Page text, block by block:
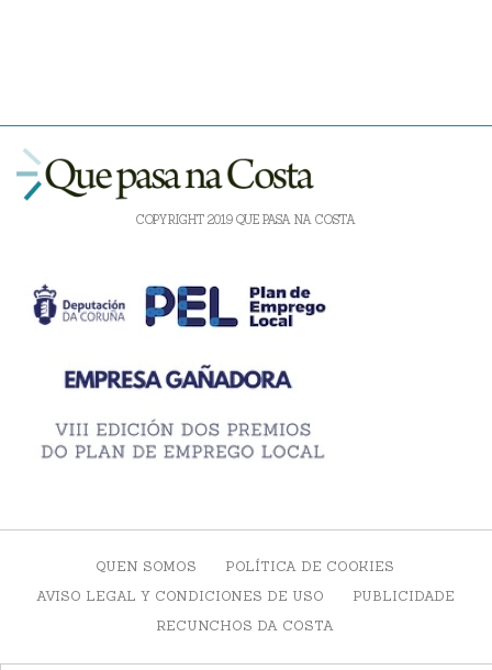
COPYRIGHT 2019 QUE PASA NA COSTA
QUEN SOMOS
POLÍTICA DE COOKIES
AVISO LEGAL Y CONDICIONES DE USO
PUBLICIDADE
RECUNCHOS DA COSTA